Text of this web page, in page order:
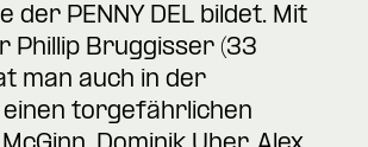
der PENNY DEL bildet. Mit
Phillip Bruggisser (33
man auch in der
torgefährlichen